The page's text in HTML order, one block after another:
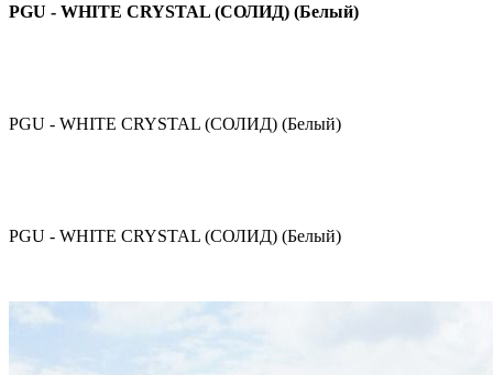
PGU - WHITE CRYSTAL (СОЛИД) (Белый)
PGU - WHITE CRYSTAL (СОЛИД) (Белый)
PGU - WHITE CRYSTAL (СОЛИД) (Белый)